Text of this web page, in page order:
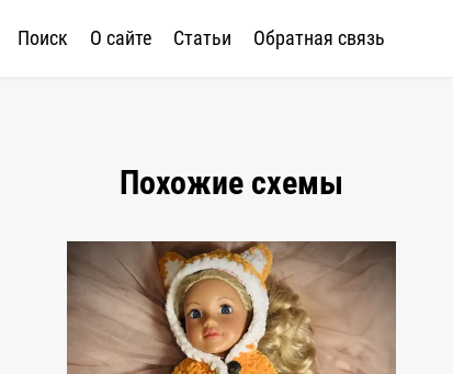
Поиск О сайте Статьи Обратная связь
Похожие схемы